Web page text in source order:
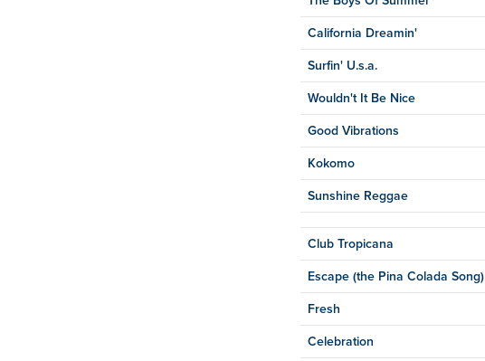
California Dreamin'
Surfin' U.s.a.
Wouldn't It Be Nice
Good Vibrations
Kokomo
Sunshine Reggae
Club Tropicana
Escape (the Pina Colada Song)
Fresh
Celebration